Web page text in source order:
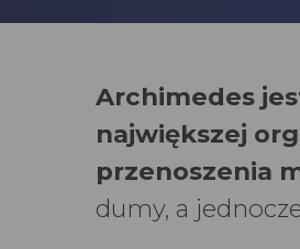
Archimedes
największej
przenoszenia
dumy, a